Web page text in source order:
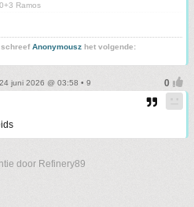
Ramos
schreefAnonymousz het volgende:
juni 2026 @ 03:58 • 9
door Refinery89